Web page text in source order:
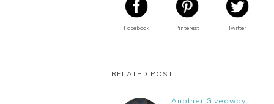
Facebook Pinterest Twitter
RELATED POST:
Another Giveaway